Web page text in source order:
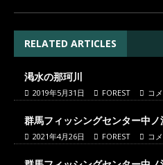
RELATED ARTICLES
渇水の那珂川
2019年5月31日 FOREST コ
群馬フィッシングセンター中ノ
2021年4月26日 FOREST コ